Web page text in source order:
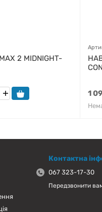
2 MIDNIGHT-
1
Контактна
067 323-17-30
Передзвонити